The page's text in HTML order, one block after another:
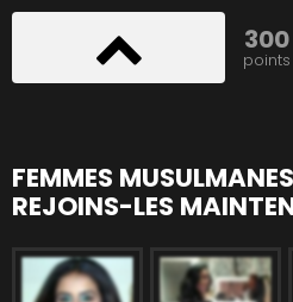
300
points
FEMMES
REJOINS-LES